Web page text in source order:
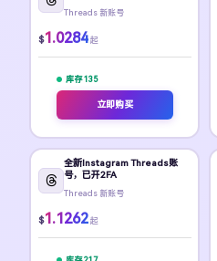
Threads 新账号
$1.0284 起
库存 135
立即购买
全新Instagram Threads账
号，已开2FA
Threads 新账号
$1.1262 起